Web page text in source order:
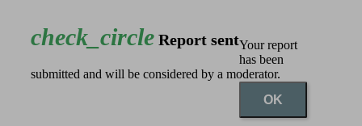
check_circle Report sentYour report
has been
submitted and will be considered by a moderator.
OK